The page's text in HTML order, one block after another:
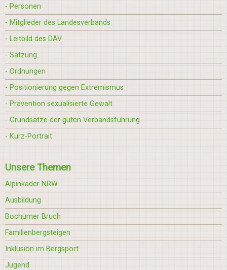
- Personen
- Mitglieder des Landesverbands
- Leitbild des DAV
- Satzung
- Ordnungen
- Positionierung gegen Extremismus
- Prävention sexualisierte Gewalt
- Grundsätze der guten Verbandsführung
- Kurz-Portrait
Unsere Themen
Alpinkader NRW
Ausbildung
Bochumer Bruch
Familienbergsteigen
Inklusion im Bergsport
Jugend